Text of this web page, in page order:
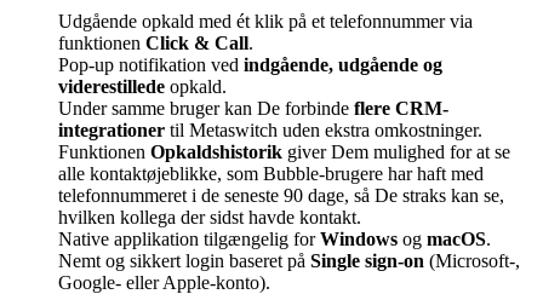
Udgående opkald med ét klik på et telefonnummer via
funktionen Click & Call.
Pop-up notifikation ved indgående, udgående og
viderestillede opkald.
Under samme bruger kan De forbinde flere CRM-
integrationer til Metaswitch uden ekstra omkostninger.
Funktionen Opkaldshistorik giver Dem mulighed for at se
alle kontaktøjeblikke, som Bubble-brugere har haft med
telefonnummeret i de seneste 90 dage, så De straks kan se,
hvilken kollega der sidst havde kontakt.
Native applikation tilgængelig forWindows og macOS.
Nemt og sikkert login baseret på Single sign-on (Microsoft-,
Google- eller Apple-konto).